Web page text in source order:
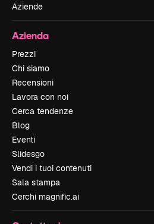
Aziende
Azienda
Prezzi
Chi siamo
Recensioni
Lavora con noi
Cerca tendenze
Blog
Eventi
Slidesgo
Vendi i tuoi contenuti
Sala stampa
Cerchi magnific.ai